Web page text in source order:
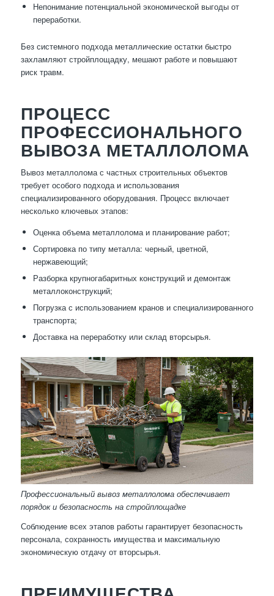
Непонимание потенциальной экономической выгоды от
переработки.
Без системного подхода металлические остатки быстро
захламляют стройплощадку, мешают работе и повышают
риск травм.
ПРОЦЕСС
ПРОФЕССИОНАЛЬНОГО
ВЫВОЗА МЕТАЛЛОЛОМА
Вывоз металлолома с частных строительных объектов
требует особого подхода и использования
специализированного оборудования. Процесс включает
несколько ключевых этапов:
Оценка объема металлолома и планирование работ;
Сортировка по типу металла: черный, цветной,
нержавеющий;
Разборка крупногабаритных конструкций и демонтаж
металлоконструкций;
Погрузка с использованием кранов и специализированного
транспорта;
Доставка на переработку или склад вторсырья.
Профессиональный вывоз металлолома обеспечивает
порядок и безопасность на стройплощадке
Соблюдение всех этапов работы гарантирует безопасность
персонала, сохранность имущества и максимальную
экономическую отдачу от вторсырья.